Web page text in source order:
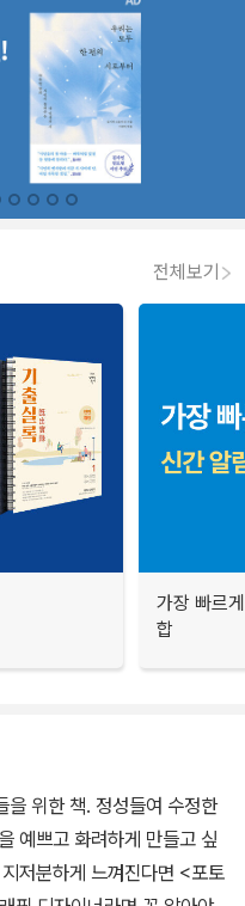
전체보기
가장 빠르
합
을 위한 책. 정성들여 수정한
예쁘고 화려하게 만들고 싶
저분하게 느껴진다면 <포토